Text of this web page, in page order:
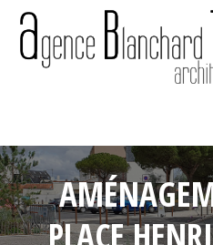
PLACE